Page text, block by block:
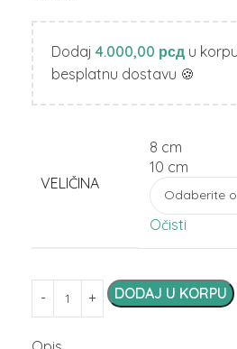
Dodaj 4.000,00 рсд u
besplatnu dostavu 🍪
VELIČINA
8 cm
10 cm
Očisti
DODAJ U KORPU